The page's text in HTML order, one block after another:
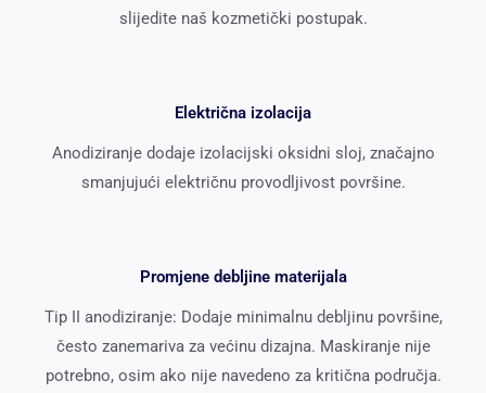
slijedite naš kozmetički postupak.
Električna izolacija
Anodiziranje dodaje izolacijski oksidni sloj, značajno
smanjujući električnu provodljivost površine.
Promjene debljine materijala
Tip II anodiziranje: Dodaje minimalnu debljinu površine,
često zanemariva za većinu dizajna. Maskiranje nije
potrebno, osim ako nije navedeno za kritična područja.